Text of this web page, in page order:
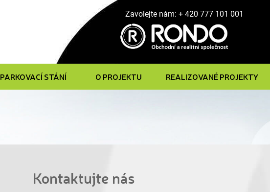
Zavolejte nám: + 420 777 101 001
PARKOVACÍ STÁNÍ O PROJEKTU REALIZOVANÉ PROJEKTY
Kontaktujte nás